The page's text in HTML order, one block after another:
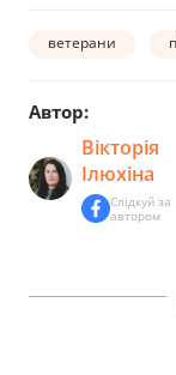
ветерани
Автор:
Вікторія
Ілюхіна
Слідкуй за
автором